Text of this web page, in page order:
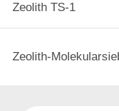
Zeolith TS-1
Zeolith-